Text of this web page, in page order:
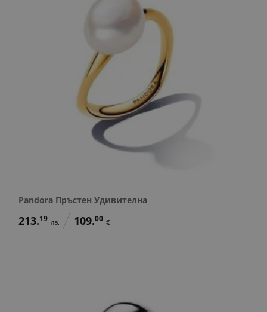
Pandora Пръстен Удивителна
213.19 лв. 109.00 €